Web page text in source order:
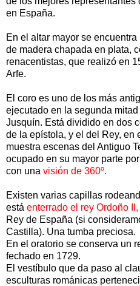
en España.
En el altar mayor se
de madera chapada en plata,
renacentistas, que realizó en
Arfe.
El coro es uno de los más
ejecutado en la segunda
Jusquín. Está dividido en dos
de la epístola, y el del Rey, en
muestra escenas del Antiguo
ocupado en su mayor parte
con una visión de 360º.
Existen varias capillas
está enterrado el rey Ordoño II,
Rey de España (si
Castilla). Una tumba preciosa.
En el oratorio se conserva un
fechado en 1729.
El vestíbulo que da paso al
esculturas románicas